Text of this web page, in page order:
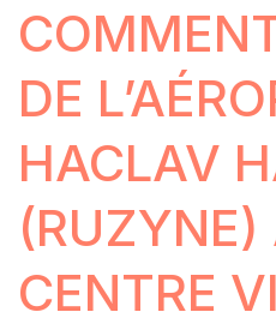
DE
HACLAV
(RUZYNE)
CENTRE